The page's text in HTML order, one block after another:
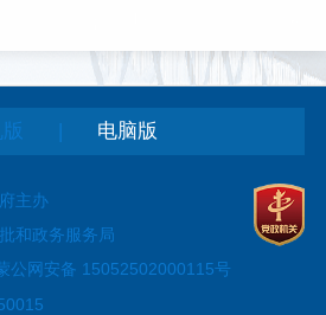
版 | 电脑版
主办
和政务服务局
公网安备 15052502000115号